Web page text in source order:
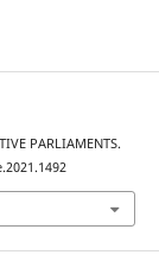
PARLIAMENTS.